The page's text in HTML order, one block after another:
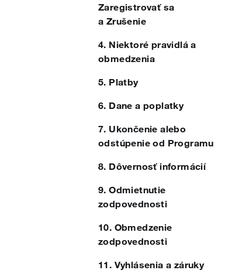
Zaregistrovať sa
a Zrušenie
4. Niektoré pravidlá a
obmedzenia
5. Platby
6. Dane a poplatky
7. Ukončenie alebo
odstúpenie od Programu
8. Dôvernosť informácií
9. Odmietnutie
zodpovednosti
10. Obmedzenie
zodpovednosti
11. Vyhlásenia a záruky
Hrvatski
Magyar
Lietuvių
Latviešu